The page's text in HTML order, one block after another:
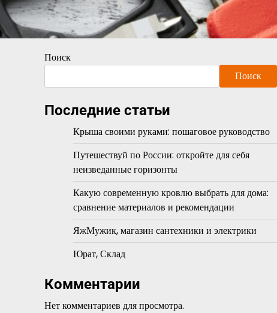
Поиск
Поиск
Последние статьи
Крыша своими руками: пошаговое руководство
Путешествуй по России: откройте для себя
неизведанные горизонты
Какую современную кровлю выбрать для дома:
сравнение материалов и рекомендации
ЯжМужик, магазин сантехники и электрики
Юрат, Склад
Комментарии
Нет комментариев для просмотра.